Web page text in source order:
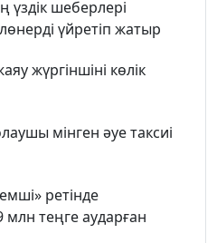
үздік шеберлері
үйретіп жатыр
жүргіншіні көлік
мінген әуе таксиі
ретінде
теңге аударған